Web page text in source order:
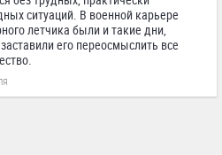
ситуаций. В военной карьере
летчика были и такие дни,
его переосмыслить все